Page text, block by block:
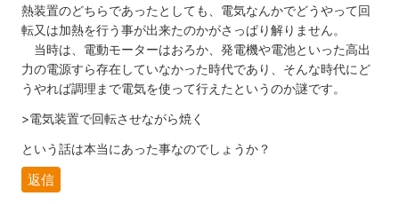
熱装置のどちらであったとしても、電気なんかでどうやって回
転又は加熱を行う事が出来たのかがさっぱり解りません。
当時は、電動モーターはおろか、発電機や電池といった高出
力の電源すら存在していなかった時代であり、そんな時代にど
うやれば調理まで電気を使って行えたというのか謎です。
>電気装置で回転させながら焼く
という話は本当にあった事なのでしょうか？
返信